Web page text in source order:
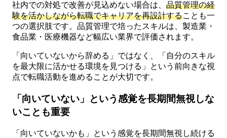
社内での対処で改善が見込めない場合は、 品質管理の経
験を活かしながら転職でキャリアを再設計することも一
つの選択肢です。品質管理で培ったスキルは、製造業・
食品業・医療機器など幅広い業界で評価されます。
「向いていないから辞める」ではなく、「自分のスキル
を最大限に活かせる環境を見つける」という前向きな視
点で転職活動を進めることが大切です。
「向いていない」という感覚を長期間無視しな
いことも重要
「向いていないかも」という感覚を長期間無視し続ける